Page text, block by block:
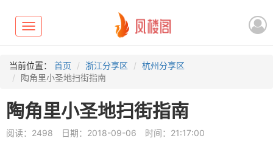
Toggle
navigation
当前位置： 首页 浙江分享区
杭州分享区
陶角里小圣地扫街指南
陶角里小圣地扫街指南
阅读：2498 日期：2018-09-06 时间：21:17:00